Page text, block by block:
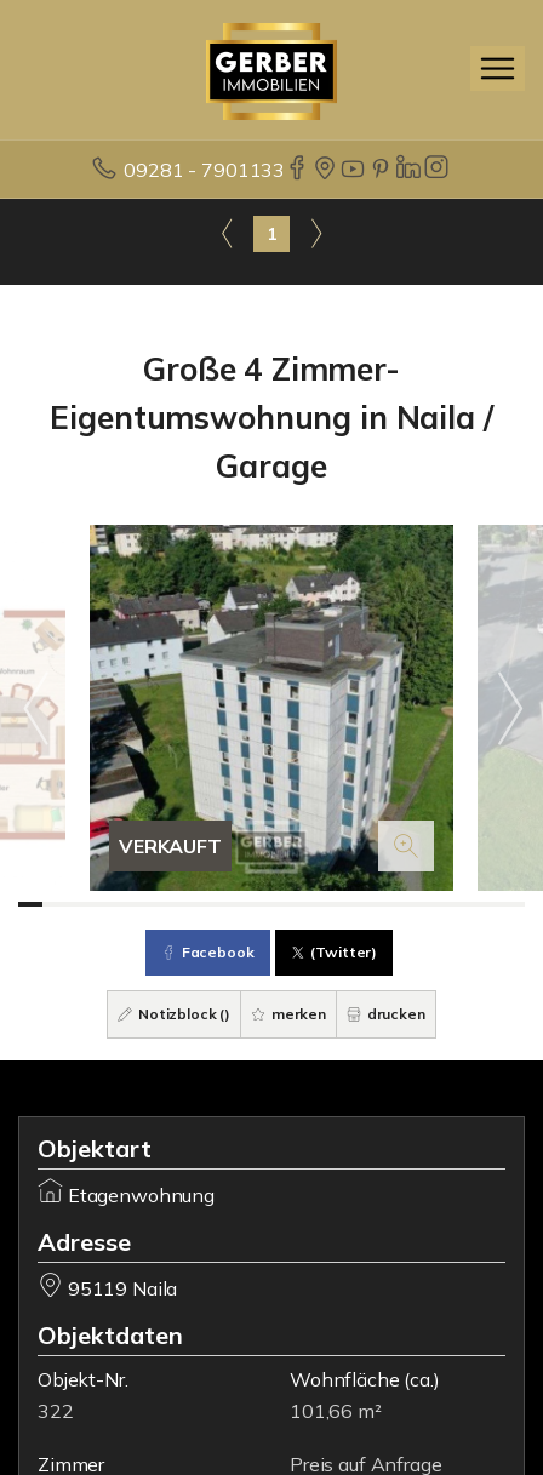
09281 - 7901133
1
Große 4 Zimmer-
Eigentumswohnung in Naila /
Garage
VERKAUFT
Facebook (Twitter)
Notizblock () merken drucken
Objektart
Etagenwohnung
Adresse
95119 Naila
Objektdaten
Objekt-Nr.
322
Wohnfläche (ca.)
101,66 m²
Zimmer
Preis auf Anfrage